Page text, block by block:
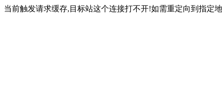
当前触发请求缓存,目标站这个连接打不开!如需重定向到指定